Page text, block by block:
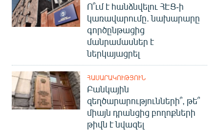
Ո՞ւմ է հանձնվելու ՀԷՑ-ի
կառավարումը. նախարարը
գործընթացից
մանրամասներ է
ներկայացրել
ՀԱՍԱՐԱԿՈՒԹՅՈՒՆ
Բանկային
զեղծարարությունների՞, թե՞
միայն դրանցից բողոքների
թիվն է նվազել